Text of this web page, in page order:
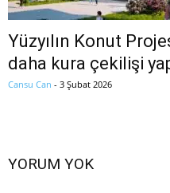
Yüzyılın Konut
daha kura çekilişi
Cansu Can - 3 Şubat 2026
YORUM YOK